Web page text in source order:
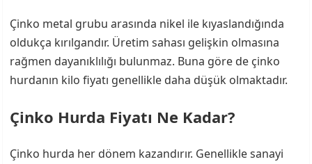
Çinko metal grubu arasında nikel ile kıyaslandığında
oldukça kırılgandır. Üretim sahası gelişkin olmasına
rağmen dayanıklılığı bulunmaz. Buna göre de çinko
hurdanın kilo fiyatı genellikle daha düşük olmaktadır.
Çinko Hurda Fiyatı Ne Kadar?
Çinko hurda her dönem kazandırır. Genellikle sanayi